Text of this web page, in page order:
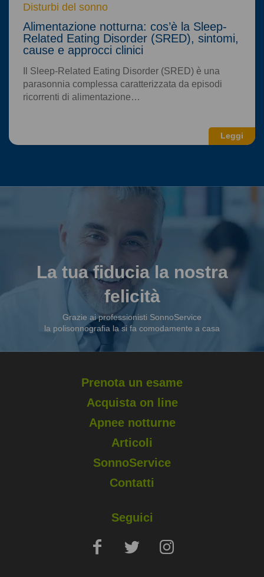
Leggi
Disturbi del sonno
Alimentazione notturna: cos’è la Sleep-
Related Eating Disorder (SRED), sintomi,
cause e approcci clinici
Il Sleep-Related Eating Disorder (SRED) è una
parasonnia complessa caratterizzata da episodi
ricorrenti di alimentazione…
La tua fiducia la nostra
felicità
Grazie ai professionisti SonnoService
la polisonnografia la si fa comodamente a casa
Prenota un esame
Acquista on line
Apnee notturne
Articoli
SonnoService
Contatti
Seguici